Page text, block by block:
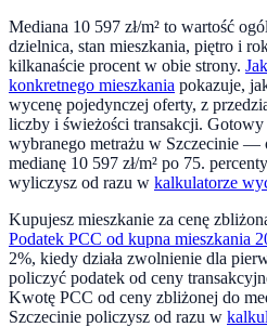
Mediana 10 597 zł/m² to wartość
dzielnica, stan mieszkania, piętro i
kilkanaście procent w obie strony.
konkretnego mieszkania pokazuje,
wycenę pojedynczej oferty, z
liczby i świeżości transakcji. Gotowy
wybranego metrażu w Szczecinie —
medianę 10 597 zł/m² po 75.
wyliczysz od razu w kalkulatorze
Kupujesz mieszkanie za cenę
Podatek PCC od kupna mieszkania
2%, kiedy działa zwolnienie dla
policzyć podatek od ceny
Kwotę PCC od ceny zbliżonej do
Szczecinie policzysz od razu w